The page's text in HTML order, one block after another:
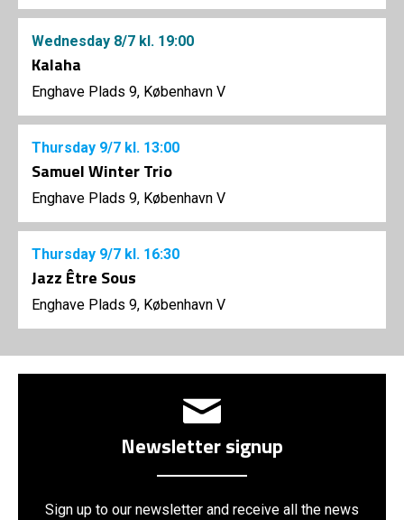
Wednesday 8/7 kl. 19:00
Kalaha
Enghave Plads 9, København V
Thursday 9/7 kl. 13:00
Samuel Winter Trio
Enghave Plads 9, København V
Thursday 9/7 kl. 16:30
Jazz Être Sous
Enghave Plads 9, København V
Newsletter signup
Sign up to our newsletter and receive all the news